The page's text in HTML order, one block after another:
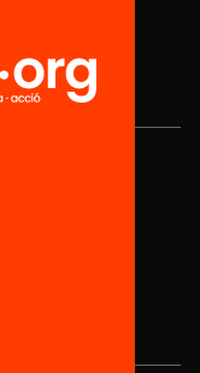
Social